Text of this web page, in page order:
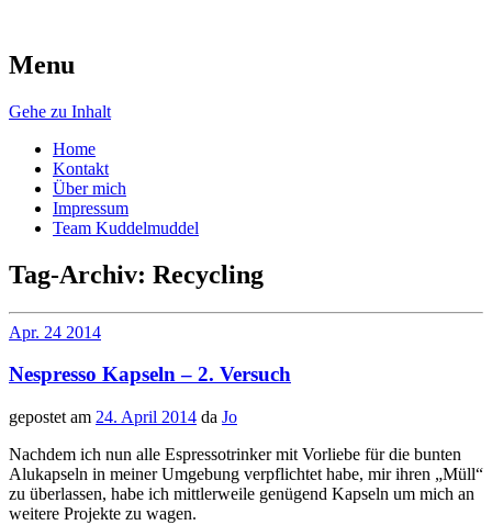
AugenschMaus
Menu
Gehe zu Inhalt
Home
Kontakt
Über mich
Impressum
Team Kuddelmuddel
Tag-Archiv: Recycling
Apr. 24 2014
Nespresso Kapseln – 2. Versuch
gepostet am 24. April 2014 da Jo
Nachdem ich nun alle Espressotrinker mit Vorliebe für die bunten
Alukapseln in meiner Umgebung verpflichtet habe, mir ihren „Müll“
zu überlassen, habe ich mittlerweile genügend Kapseln um mich an
weitere Projekte zu wagen.